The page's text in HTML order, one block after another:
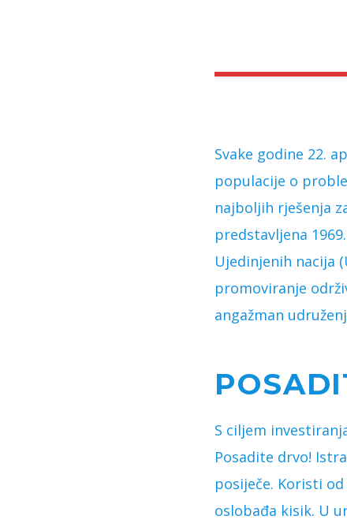
Svake godine 22.
populacije o
najboljih rješenja
predstavljena
Ujedinjenih nacija
promoviranje
angažman
S ciljem
Posadite drvo!
posiječe. Koristi
oslobađa kisik. U